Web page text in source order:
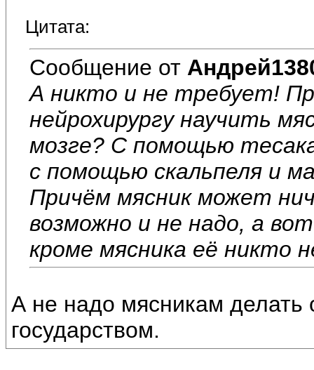
Цитата:
Сообщение от
А никто и не требует!
нейрохирургу научить
мозге? С помощью
с помощью скальпеля и
Причём мясник может
возможно и не надо, а
кроме мясника её никто
А не надо мясникам делать
государством.